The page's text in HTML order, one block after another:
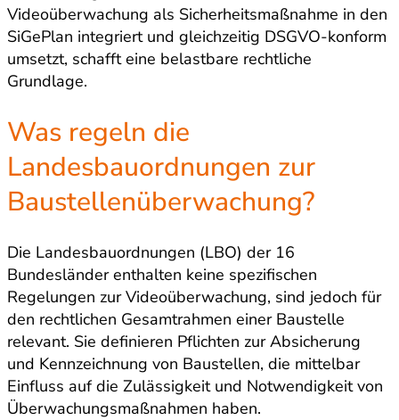
Videoüberwachung als Sicherheitsmaßnahme in den
SiGePlan integriert und gleichzeitig DSGVO-konform
umsetzt, schafft eine belastbare rechtliche
Grundlage.
Was regeln die
Landesbauordnungen zur
Baustellenüberwachung?
Die Landesbauordnungen (LBO) der 16
Bundesländer enthalten keine spezifischen
Regelungen zur Videoüberwachung, sind jedoch für
den rechtlichen Gesamtrahmen einer Baustelle
relevant. Sie definieren Pflichten zur Absicherung
und Kennzeichnung von Baustellen, die mittelbar
Einfluss auf die Zulässigkeit und Notwendigkeit von
Überwachungsmaßnahmen haben.